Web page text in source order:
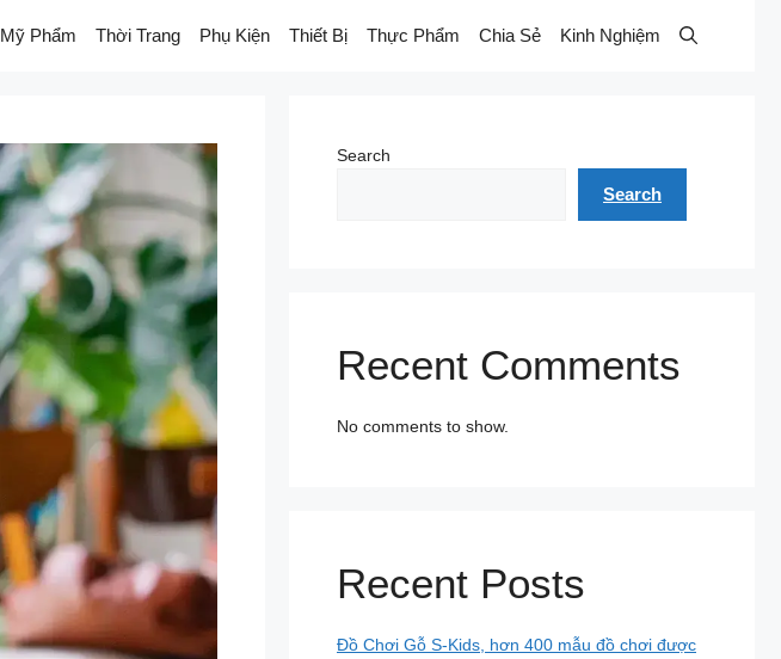
Mỹ Phẩm Thời Trang Phụ Kiện Thiết Bị Thực Phẩm Chia Sẻ Kinh Nghiệm
Search
Search
Recent Comments
No comments to show.
Recent Posts
Đồ Chơi Gỗ S-Kids, hơn 400 mẫu đồ chơi được